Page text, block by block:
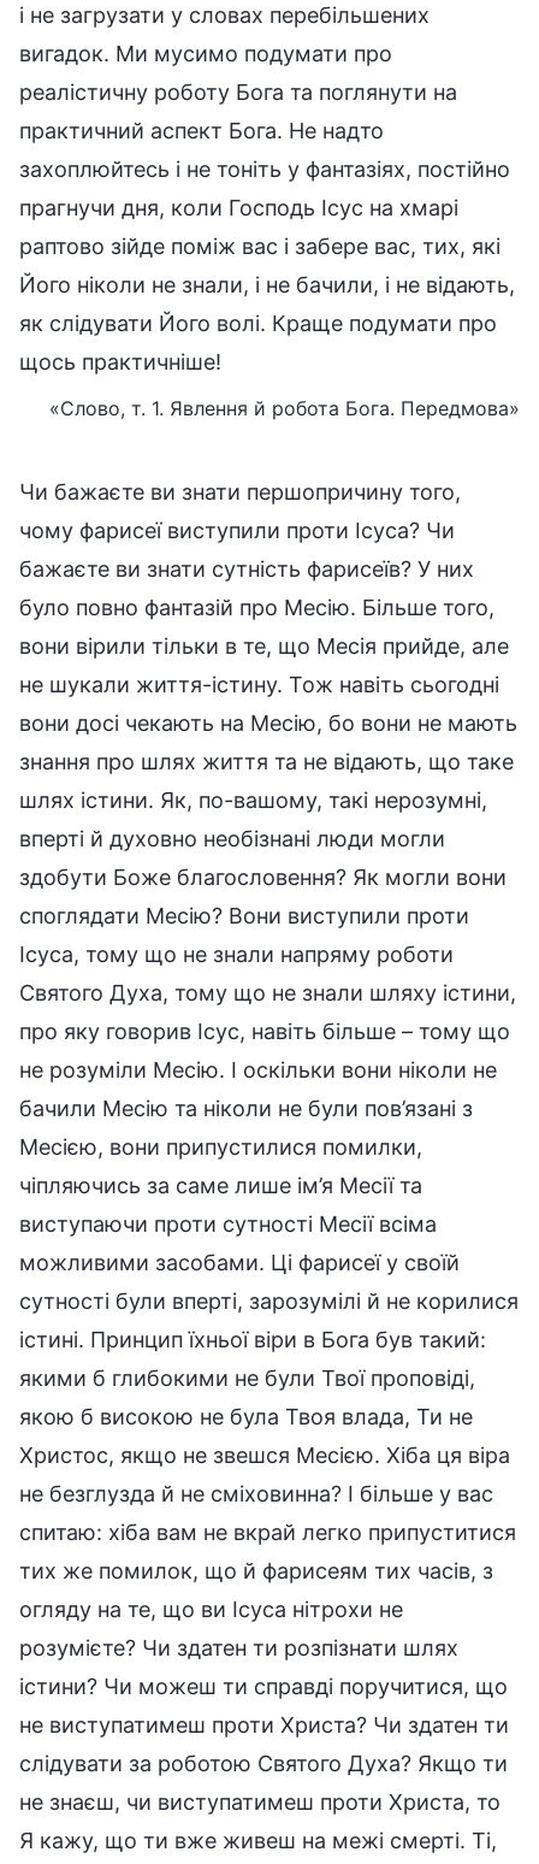
і не загрузати у словах перебільшених
вигадок. Ми мусимо подумати про
реалістичну роботу Бога та поглянути на
практичний аспект Бога. Не надто
захоплюйтесь і не тоніть у фантазіях, постійно
прагнучи дня, коли Господь Ісус на хмарі
раптово зійде поміж вас і забере вас, тих, які
Його ніколи не знали, і не бачили, і не відають,
як слідувати Його волі. Краще подумати про
щось практичніше!
«Слово, т. 1. Явлення й робота Бога. Передмова»
Чи бажаєте ви знати першопричину того,
чому фарисеї виступили проти Ісуса? Чи
бажаєте ви знати сутність фарисеїв? У них
було повно фантазій про Месію. Більше того,
вони вірили тільки в те, що Месія прийде, але
не шукали життя-істину. Тож навіть сьогодні
вони досі чекають на Месію, бо вони не мають
знання про шлях життя та не відають, що таке
шлях істини. Як, по-вашому, такі нерозумні,
вперті й духовно необізнані люди могли
здобути Боже благословення? Як могли вони
споглядати Месію? Вони виступили проти
Ісуса, тому що не знали напряму роботи
Святого Духа, тому що не знали шляху істини,
про яку говорив Ісус, навіть більше – тому що
не розуміли Месію. І оскільки вони ніколи не
бачили Месію та ніколи не були пов’язані з
Месією, вони припустилися помилки,
чіпляючись за саме лише ім’я Месії та
виступаючи проти сутності Месії всіма
можливими засобами. Ці фарисеї у своїй
сутності були вперті, зарозумілі й не корилися
істині. Принцип їхньої віри в Бога був такий:
якими б глибокими не були Твої проповіді,
якою б високою не була Твоя влада, Ти не
Христос, якщо не звешся Месією. Хіба ця віра
не безглузда й не сміховинна? І більше у вас
спитаю: хіба вам не вкрай легко припуститися
тих же помилок, що й фарисеям тих часів, з
огляду на те, що ви Ісуса нітрохи не
розумієте? Чи здатен ти розпізнати шлях
істини? Чи можеш ти справді поручитися, що
не виступатимеш проти Христа? Чи здатен ти
слідувати за роботою Святого Духа? Якщо ти
не знаєш, чи виступатимеш проти Христа, то
Я кажу, що ти вже живеш на межі смерті. Ті,